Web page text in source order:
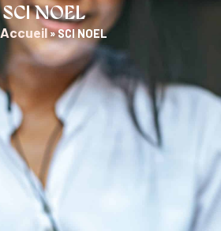
SCI NOEL
︎ Accueil»SCI NOEL